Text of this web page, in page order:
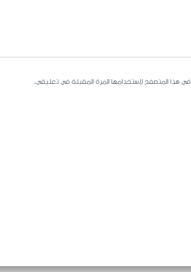
في هذا المتصفح لاستخدامها المرة المقبلة في تعليقي.